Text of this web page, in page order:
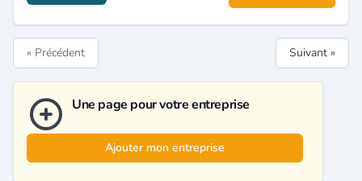
« Précédent Suivant »
Une page pour votre entreprise
Ajouter mon entreprise